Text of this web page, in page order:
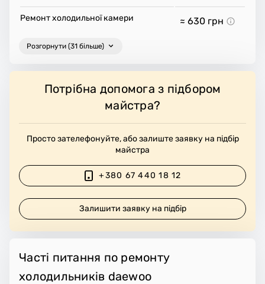
Ремонт холодильної камери ≈ 630 грн
Розгорнути (31 більше)
Потрібна допомога з підбором
майстра?
Просто зателефонуйте, або залиште заявку на підбір
майстра
+380 67 440 18 12
Залишити заявку на підбір
Часті питання по ремонту
холодильників daewoo